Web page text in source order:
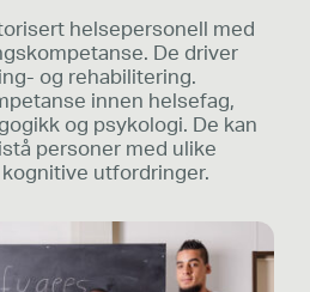
helsepersonell med
De driver
og rehabilitering.
innen helsefag,
og psykologi. De kan
personer med ulike
utfordringer.